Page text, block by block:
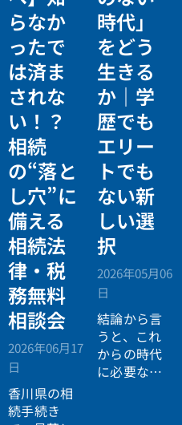
らなか
ったで
は済ま
されな
い！？
相続
の“落と
し穴”に
備える
相続法
律・税
務無料
相談会
2026年06月17
日
香川県の相
続手続き
時代」
をどう
生きる
か｜学
歴でも
エリー
トでも
ない新
しい選
択
2026年05月06
日
結論から言
うと、これ
からの時代
に必要なの